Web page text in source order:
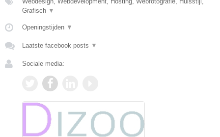
Grafisch ▼
Openingstijden ▼
Laatste facebook posts ▼
Sociale media: